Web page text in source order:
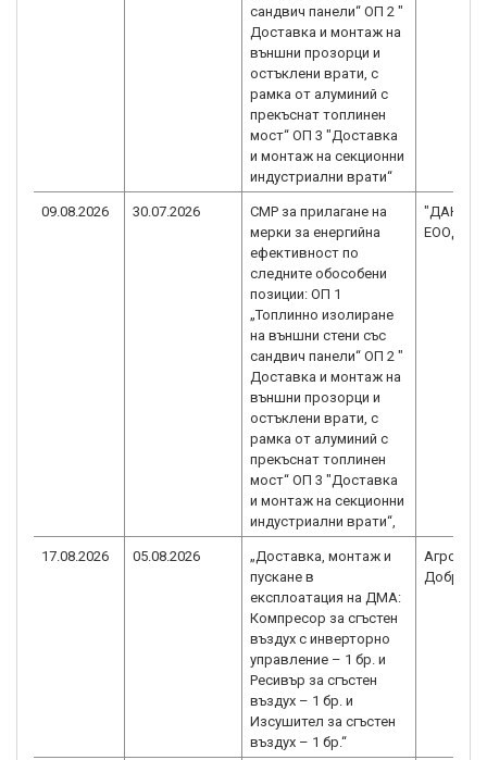
сандвич панели“ ОП 2 "
Доставка и монтаж на
външни прозорци и
остъклени врати, с
рамка от алуминий с
прекъснат топлинен
мост“ ОП 3 "Доставка
и монтаж на секционни
индустриални врати“
09.08.2026 30.07.2026
СМР за прилагане на
мерки за енергийна
ефективност по
следните обособени
позиции: ОП 1
„Топлинно изолиране
на външни стени със
сандвич панели“ ОП 2 "
Доставка и монтаж на
външни прозорци и
остъклени врати, с
рамка от алуминий с
прекъснат топлинен
мост“ ОП 3 "Доставка
и монтаж на секционни
индустриални врати“,
ЕООД
17.08.2026 05.08.2026
„Доставка, монтаж и
пускане в
експлоатация на ДМА:
Компресор за сгъстен
въздух с инверторно
управление – 1 бр. и
Ресивър за сгъстен
въздух – 1 бр. и
Изсушител за сгъстен
въздух – 1 бр.“
Добрич